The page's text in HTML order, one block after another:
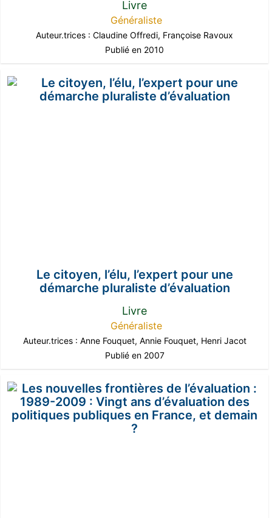
Livre
Généraliste
Auteur.trices : Claudine Offredi, Françoise Ravoux
Publié en 2010
Le citoyen, l’élu, l’expert pour une
démarche pluraliste d’évaluation
Livre
Généraliste
Auteur.trices : Anne Fouquet, Annie Fouquet, Henri Jacot
Publié en 2007